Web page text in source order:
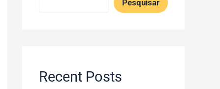
Pesquisar
Recent Posts